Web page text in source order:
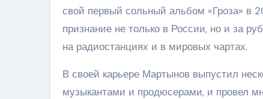
свой первый сольный альбом «Гроза» в
признание не только в России, но и за
на радиостанциях и в мировых чартах.
В своей карьере Мартынов выпустил
музыкантами и продюсерами, и провел